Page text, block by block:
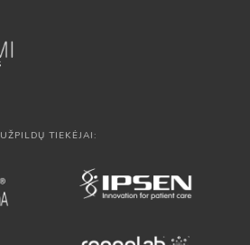
UŽPILDŲ TIEKĖJAI: